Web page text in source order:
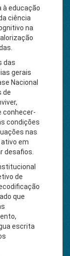
à educação
ciência
na
das
gerais
Nacional
de
conhecer-
condições
nas
em
desafios.
de
que
escrita